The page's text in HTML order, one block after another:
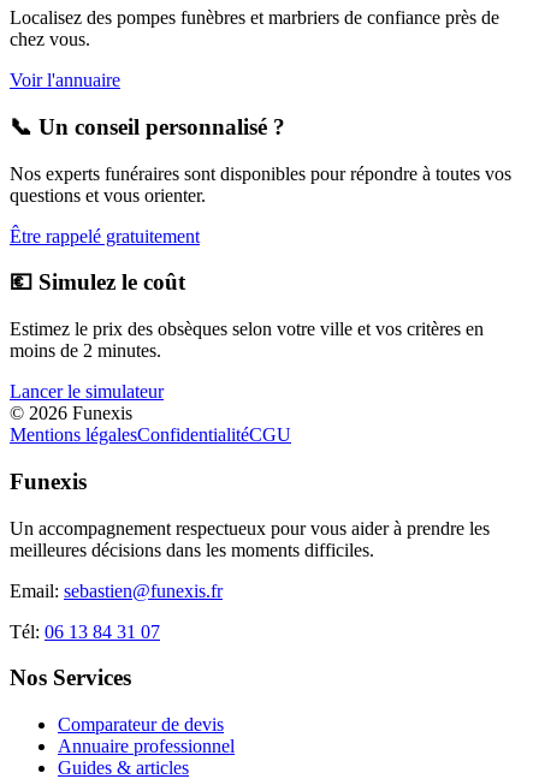
Localisez des pompes funèbres et marbriers de confiance près de
chez vous.
Voir l'annuaire
📞 Un conseil personnalisé ?
Nos experts funéraires sont disponibles pour répondre à toutes vos
questions et vous orienter.
Être rappelé gratuitement
💶 Simulez le coût
Estimez le prix des obsèques selon votre ville et vos critères en
moins de 2 minutes.
Lancer le simulateur
© 2026 Funexis
Mentions légalesConfidentialitéCGU
Funexis
Un accompagnement respectueux pour vous aider à prendre les
meilleures décisions dans les moments difficiles.
Email: sebastien@funexis.fr
Tél: 06 13 84 31 07
Nos Services
Comparateur de devis
Annuaire professionnel
Guides & articles